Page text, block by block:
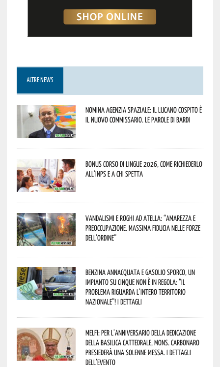
ALTRE NEWS
Nomina Agenzia Spaziale: il lucano Cospito è
il nuovo commissario. Le parole di Bardi
Bonus corso di lingue 2026, come richiederlo
all’INPS e a chi spetta
Vandalismi e roghi ad Atella: “Amarezza e
preoccupazione. Massima fiducia nelle Forze
dell’Ordine”
Benzina annacquata e gasolio sporco, un
impianto su cinque non è in regola: “il
problema riguarda l’intero territorio
Nazionale”! I dettagli
Melfi: per l’anniversario della Dedicazione
della Basilica Cattedrale, Mons. Carbonaro
presiederà una solenne messa. I dettagli
dell’evento